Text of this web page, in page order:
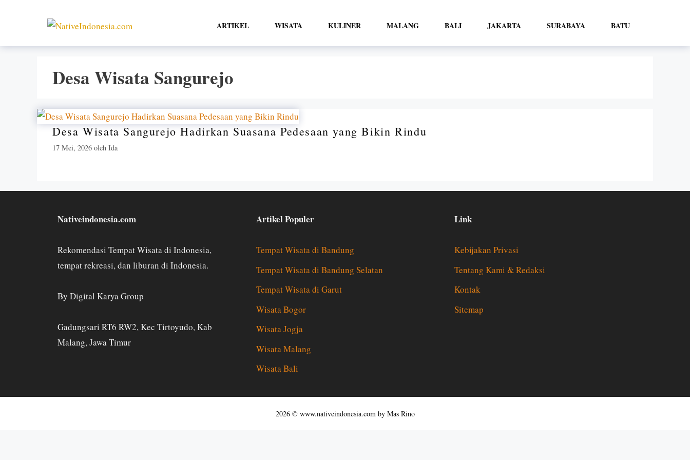
ARTIKEL WISATA KULINER MALANG BALI JAKARTA SURABAYA BATU
Desa Wisata Sangurejo
Desa Wisata Sangurejo Hadirkan Suasana Pedesaan yang Bikin Rindu
17 Mei, 2026 oleh Ida
Nativeindonesia.com
Rekomendasi Tempat Wisata di Indonesia,
tempat rekreasi, dan liburan di Indonesia.
By Digital Karya Group
Gadungsari RT6 RW2, Kec Tirtoyudo, Kab
Malang, Jawa Timur
Artikel Populer
Tempat Wisata di Bandung
Tempat Wisata di Bandung Selatan
Tempat Wisata di Garut
Wisata Bogor
Wisata Jogja
Wisata Malang
Wisata Bali
Link
Kebijakan Privasi
Tentang Kami & Redaksi
Kontak
Sitemap
2026 © www.nativeindonesia.com by Mas Rino